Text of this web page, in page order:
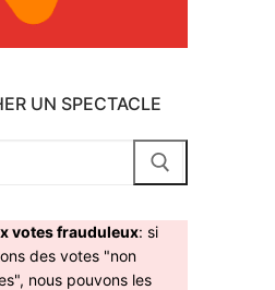
UN SPECTACLE
votes frauduleux: si
des votes "non
nous pouvons les